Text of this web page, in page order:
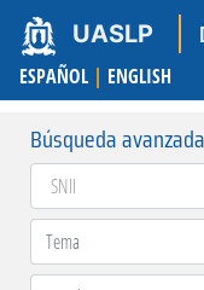
UASLP
ESPAÑOL | ENGLISH
Búsqueda avanzada